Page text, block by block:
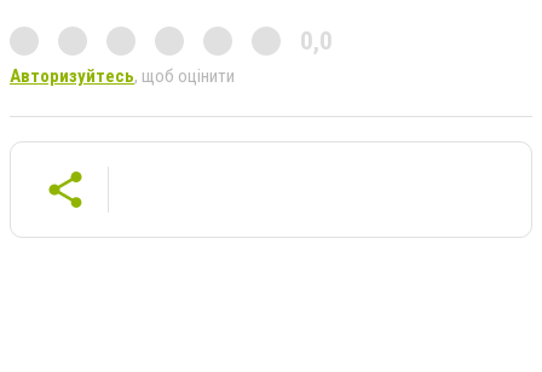
0,0
Авторизуйтесь, щоб оцінити